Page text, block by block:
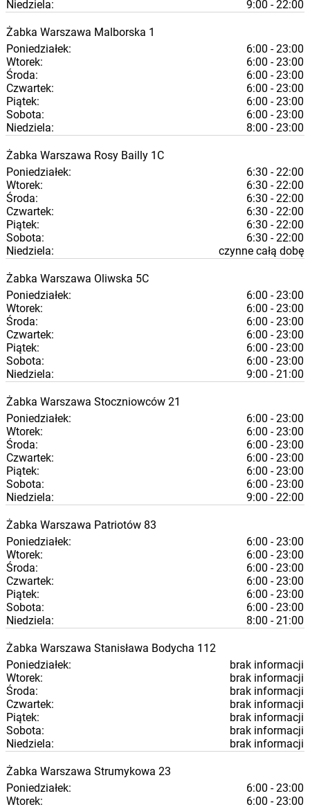
Niedziela: 9:00 - 22:00
Żabka Warszawa Malborska 1
Poniedziałek:
6:00 - 23:00
Wtorek:
6:00 - 23:00
Środa:
6:00 - 23:00
Czwartek:
6:00 - 23:00
Piątek:
6:00 - 23:00
Sobota:
6:00 - 23:00
Niedziela:
8:00 - 23:00
Żabka Warszawa Rosy Bailly 1C
Poniedziałek:
6:30 - 22:00
Wtorek:
6:30 - 22:00
Środa:
6:30 - 22:00
Czwartek:
6:30 - 22:00
Piątek:
6:30 - 22:00
Sobota:
6:30 - 22:00
Niedziela:
czynne całą dobę
Żabka Warszawa Oliwska 5C
Poniedziałek:
6:00 - 23:00
Wtorek:
6:00 - 23:00
Środa:
6:00 - 23:00
Czwartek:
6:00 - 23:00
Piątek:
6:00 - 23:00
Sobota:
6:00 - 23:00
Niedziela:
9:00 - 21:00
Żabka Warszawa Stoczniowców 21
Poniedziałek:
6:00 - 23:00
Wtorek:
6:00 - 23:00
Środa:
6:00 - 23:00
Czwartek:
6:00 - 23:00
Piątek:
6:00 - 23:00
Sobota:
6:00 - 23:00
Niedziela:
9:00 - 22:00
Żabka Warszawa Patriotów 83
Poniedziałek:
6:00 - 23:00
Wtorek:
6:00 - 23:00
Środa:
6:00 - 23:00
Czwartek:
6:00 - 23:00
Piątek:
6:00 - 23:00
Sobota:
6:00 - 23:00
Niedziela:
8:00 - 21:00
Żabka Warszawa Stanisława Bodycha 112
Poniedziałek:
brak informacji
Wtorek:
brak informacji
Środa:
brak informacji
Czwartek:
brak informacji
Piątek:
brak informacji
Sobota:
brak informacji
Niedziela:
brak informacji
Żabka Warszawa Strumykowa 23
Poniedziałek:
6:00 - 23:00
Wtorek:
6:00 - 23:00